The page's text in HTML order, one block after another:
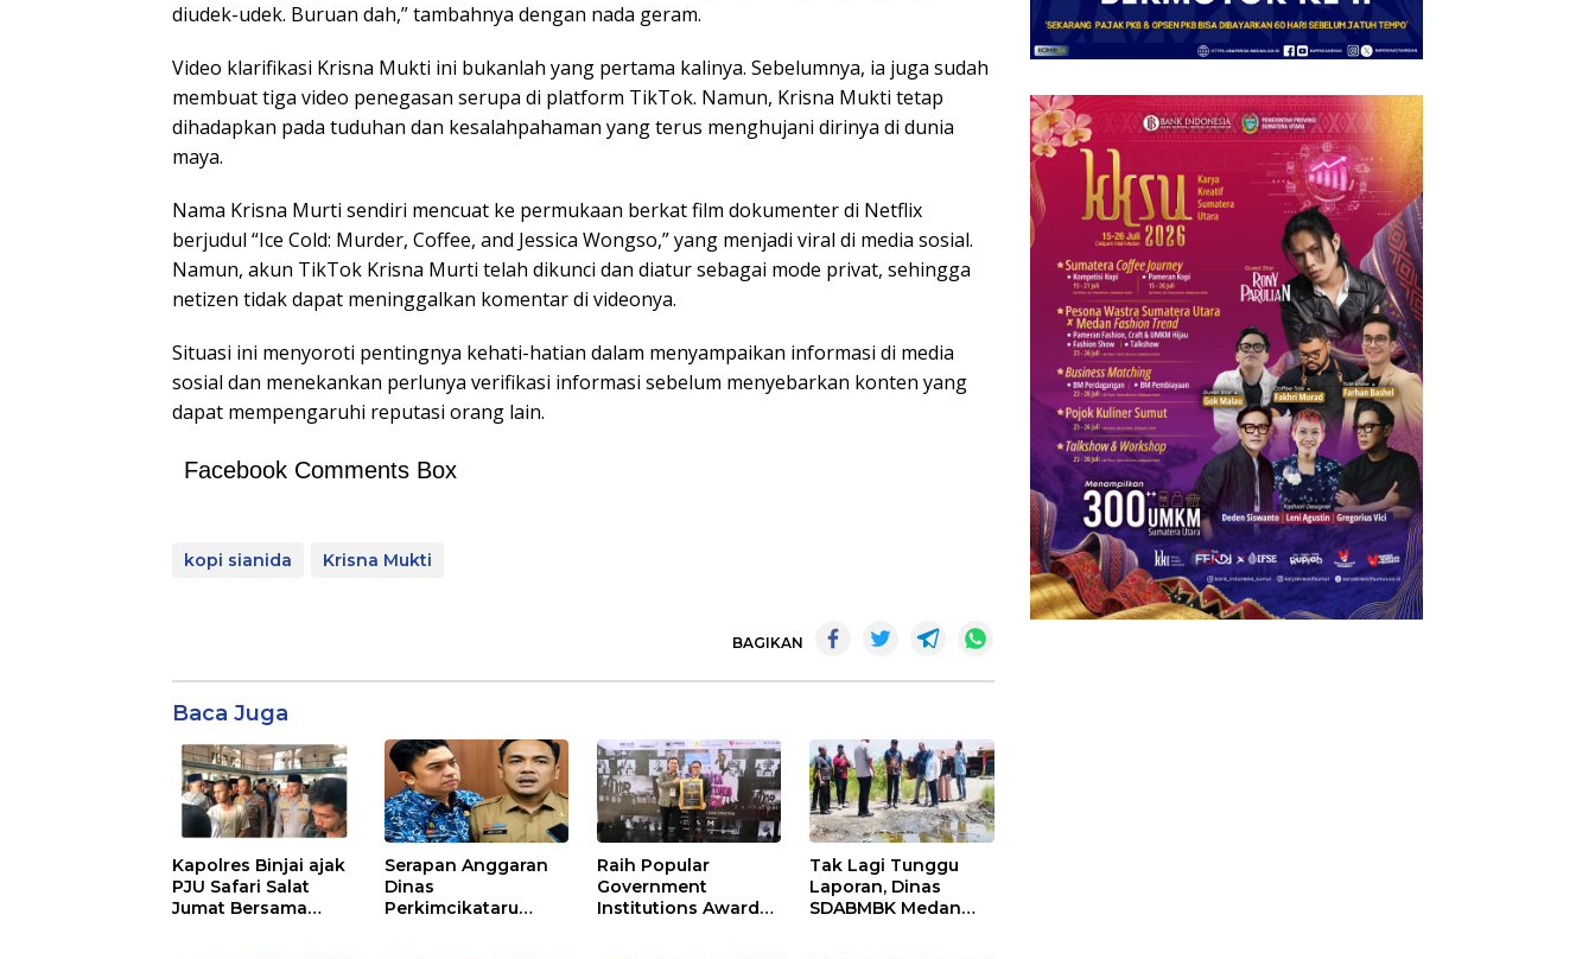
diudek-udek. Buruan dah,” tambahnya dengan nada geram.
Video klarifikasi Krisna Mukti ini bukanlah yang pertama kalinya. Sebelumnya, ia juga sudah
membuat tiga video penegasan serupa di platform TikTok. Namun, Krisna Mukti tetap
dihadapkan pada tuduhan dan kesalahpahaman yang terus menghujani dirinya di dunia
maya.
Nama Krisna Murti sendiri mencuat ke permukaan berkat film dokumenter di Netflix
berjudul “Ice Cold: Murder, Coffee, and Jessica Wongso,” yang menjadi viral di media sosial.
Namun, akun TikTok Krisna Murti telah dikunci dan diatur sebagai mode privat, sehingga
netizen tidak dapat meninggalkan komentar di videonya.
Situasi ini menyoroti pentingnya kehati-hatian dalam menyampaikan informasi di media
sosial dan menekankan perlunya verifikasi informasi sebelum menyebarkan konten yang
dapat mempengaruhi reputasi orang lain.
Facebook Comments Box
kopi sianida Krisna Mukti
BAGIKAN
Baca Juga
Kapolres Binjai ajak
PJU Safari Salat
Jumat Bersama
Serapan Anggaran
Dinas
Perkimcikataru
Raih Popular
Government
Institutions Award
Tak Lagi Tunggu
Laporan, Dinas
SDABMBK Medan